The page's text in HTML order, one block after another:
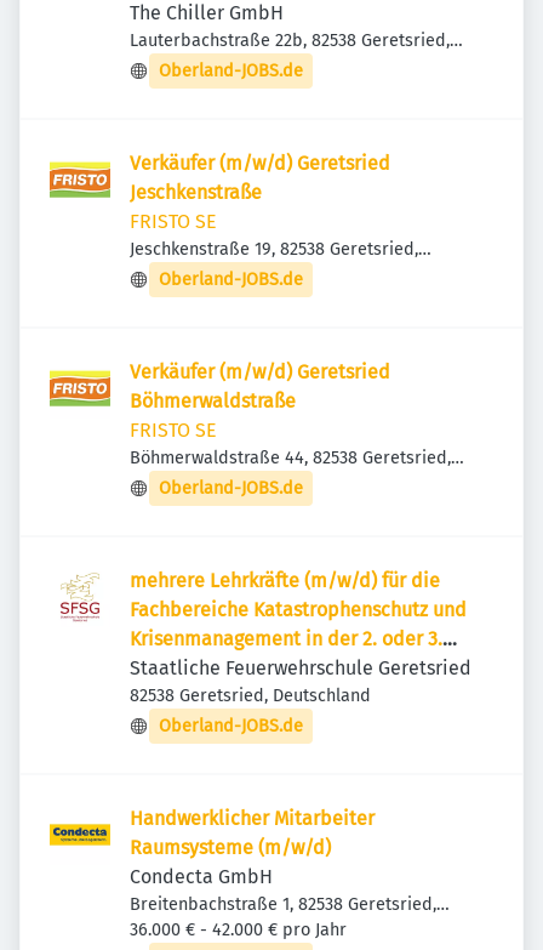
The Chiller GmbH
Lauterbachstraße 22b, 82538 Geretsried,
Deutschland
Oberland-JOBS.de
Verkäufer (m/w/d) Geretsried
Jeschkenstraße
FRISTO SE
Jeschkenstraße 19, 82538 Geretsried,
Deutschland
Oberland-JOBS.de
Verkäufer (m/w/d) Geretsried
Böhmerwaldstraße
FRISTO SE
Böhmerwaldstraße 44, 82538 Geretsried,
Deutschland
Oberland-JOBS.de
mehrere Lehrkräfte (m/w/d) für die
Fachbereiche Katastrophenschutz und
Krisenmanagement in der 2. oder 3.
Qualifikationsebene
Staatliche Feuerwehrschule Geretsried
82538 Geretsried, Deutschland
Oberland-JOBS.de
Handwerklicher Mitarbeiter
Raumsysteme (m/w/d)
Condecta GmbH
Breitenbachstraße 1, 82538 Geretsried,
Deutschland
36.000 € - 42.000 € pro Jahr